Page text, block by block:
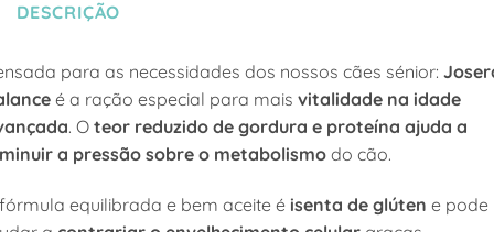
DESCRIÇÃO
para as necessidades dos nossos cães sénior:
é a ração especial para mais vitalidade na idade
. O teor reduzido de gordura e proteína ajuda a
a pressão sobre o metabolismo do cão.
equilibrada e bem aceite é isenta de glúten e pode